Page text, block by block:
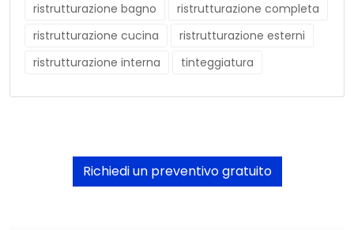
ristrutturazione bagno
ristrutturazione completa
ristrutturazione cucina
ristrutturazione esterni
ristrutturazione interna
tinteggiatura
Richiedi un preventivo gratuito